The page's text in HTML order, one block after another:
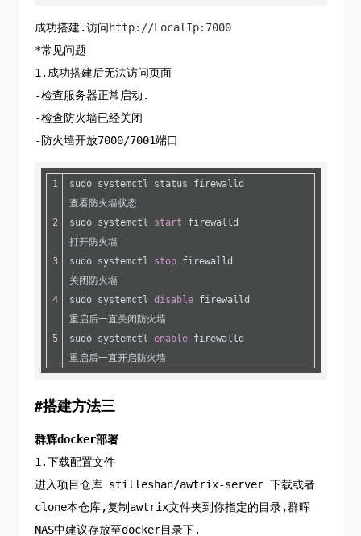
成功搭建.访问http://LocalIp:7000
*常见问题
1.成功搭建后无法访问页面
-检查服务器正常启动.
-检查防火墙已经关闭
-防火墙开放7000/7001端口
sudo systemctl status firewalld
查看防火墙状态
sudo systemctl
start firewalld
打开防火墙
sudo systemctl
stop firewalld
关闭防火墙
sudo systemctl disable firewalld
重启后一直关闭防火墙
sudo systemctl enable firewalld
重启后一直开启防火墙
#搭建方法三
群辉docker部署
1.下载配置文件
进入项目仓库 stilleshan/awtrix-server 下载或者
clone本仓库,复制awtrix文件夹到你指定的目录,群晖
NAS中建议存放至docker目录下.